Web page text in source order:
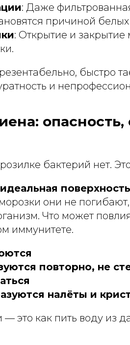
: Даже
причиной белых
: Открытие и
быстро
и
опасность,
бактерий нет.
идеальная
они не погибают,
Что может
иммунитете.
повторно, не
налёты и
— это как пить воду из